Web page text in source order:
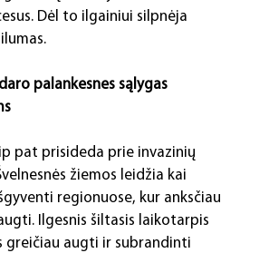
Dėl to ilgainiui silpnėja
palankesnes sąlygas
pat prisideda prie invazinių
žiemos leidžia kai
regionuose, kur anksčiau
Ilgesnis šiltasis laikotarpis
greičiau augti ir subrandinti